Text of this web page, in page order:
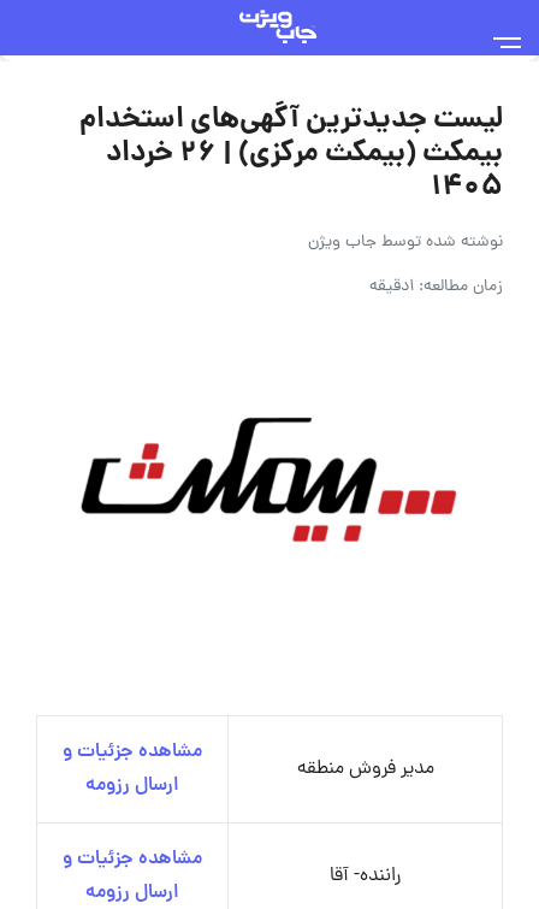
لیست جدیدترین آگهی‌های استخدام
بیمکث (بیمکث مرکزی) | ۲۶ خرداد
۱۴۰۵
نوشته شده توسطجاب ویژن
زمان مطالعه: 1دقیقه
مدیر فروش منطقه
مشاهده جزئیات و
ارسال رزومه
راننده- آقا
مشاهده جزئیات و
ارسال رزومه